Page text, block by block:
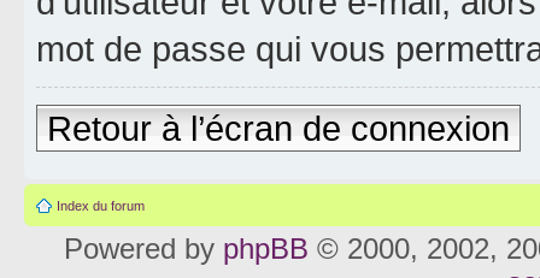
mot de passe qui vous
Retour à l’écran de connexion
Index du forum
Powered by phpBB © 2000, 2002,